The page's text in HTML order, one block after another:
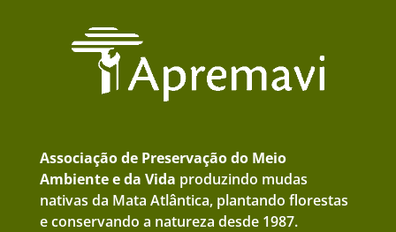
Associação de Preservação do Meio
Ambiente e da Vida produzindo mudas
nativas da Mata Atlântica, plantando florestas
e conservando a natureza desde 1987.